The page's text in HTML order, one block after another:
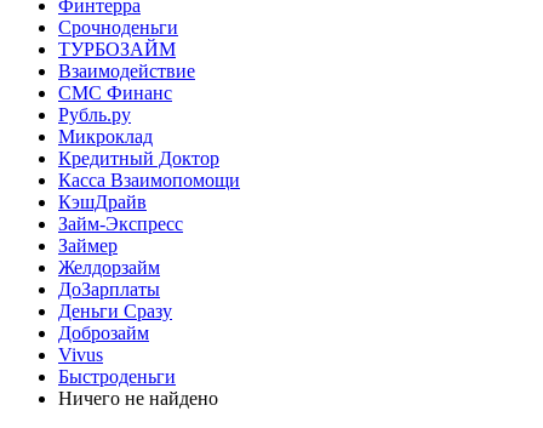
Финтерра
Срочноденьги
ТУРБОЗАЙМ
Взаимодействие
СМС Финанс
Рубль.ру
Микроклад
Кредитный Доктор
Касса Взаимопомощи
КэшДрайв
Займ-Экспресс
Займер
Желдорзайм
ДоЗарплаты
Деньги Сразу
Доброзайм
Vivus
Быстроденьги
Ничего не найдено